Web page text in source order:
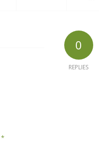
0
REPLIES
*